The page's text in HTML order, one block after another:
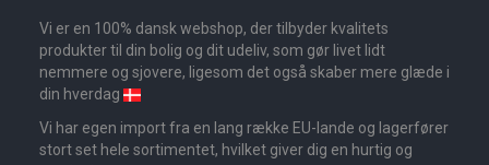
Vi er en 100% dansk webshop, der tilbyder kvalitets
produkter til din bolig og dit udeliv, som gør livet lidt
nemmere og sjovere, ligesom det også skaber mere glæde i
din hverdag
Vi har egen import fra en lang række EU-lande og lagerfører
stort set hele sortimentet, hvilket giver dig en hurtig og